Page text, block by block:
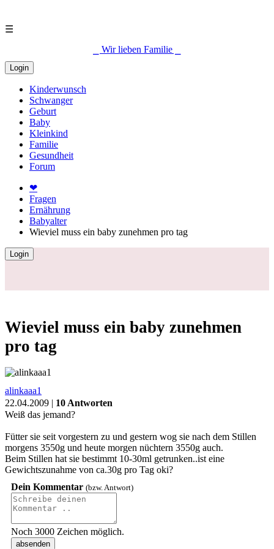
☰
⎯ Wir lieben Familie ⎯
Login
Kinderwunsch
Schwanger
Geburt
Baby
Kleinkind
Familie
Gesundheit
Forum
❤
Fragen
Ernährung
Babyalter
Wieviel muss ein baby zunehmen pro tag
Login